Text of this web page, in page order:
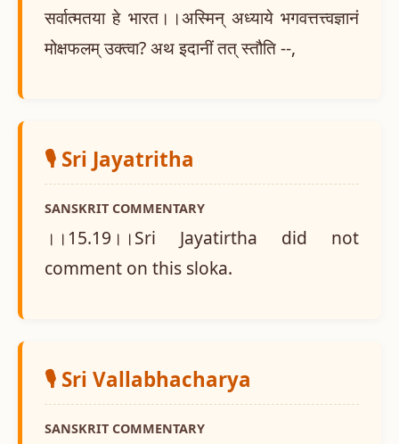
सर्वात्मतया हे भारत।।अस्मिन् अध्याये भगवत्तत्त्वज्ञानं
मोक्षफलम् उक्त्वा? अथ इदानीं तत् स्तौति --,
🎙️ Sri Jayatritha
SANSKRIT COMMENTARY
।।15.19।।Sri Jayatirtha did not
comment on this sloka.
🎙️ Sri Vallabhacharya
SANSKRIT COMMENTARY